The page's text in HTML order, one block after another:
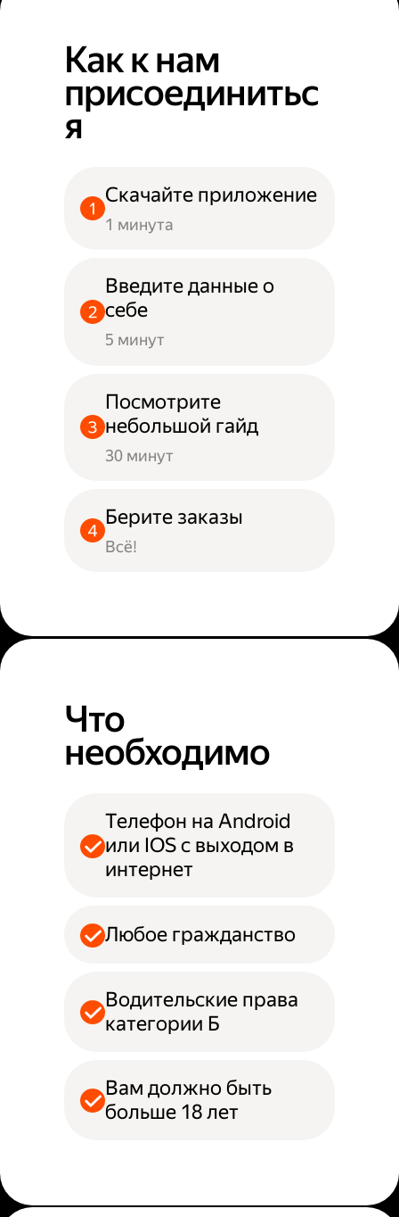
Как к нам
присоединитьс
я
Скачайте приложение
1 минута
Введите данные о
себе
5 минут
Посмотрите
небольшой гайд
30 минут
Берите заказы
Всё!
Что
необходимо
Телефон на Android
или IOS с выходом в
интернет
Любое гражданство
Водительские права
категории Б
Вам должно быть
больше 18 лет